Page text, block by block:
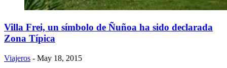
Villa Frei, un símbolo de Ñuñoa ha sido declarada
Zona Típica
Viajeros - May 18, 2015